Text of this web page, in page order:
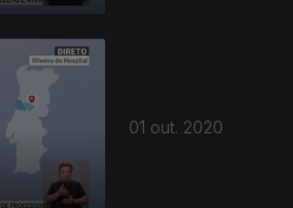
01 out. 2020